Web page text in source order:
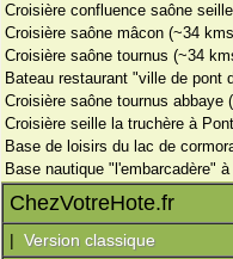
Croisière confluence saône
Croisière saône mâcon (~34
Croisière saône tournus (~34
Bateau restaurant "ville de pont
Croisière saône tournus abbaye
Croisière seille la truchère à
Base de loisirs du lac de
Base nautique "l'embarcadère"
ChezVotreHote.fr
| Version classique